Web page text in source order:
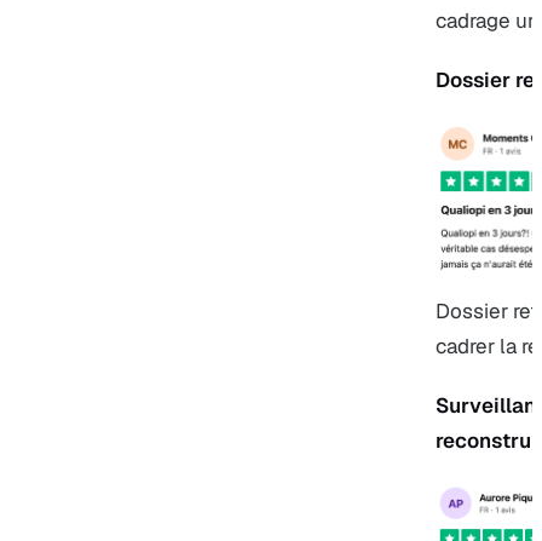
cadrage
Dossier
Dossier
cadrer la